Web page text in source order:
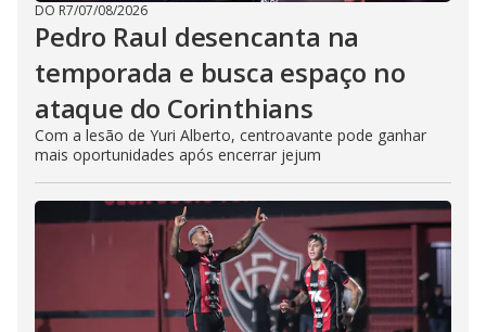
DO R7/07/08/2026
Pedro Raul desencanta na
temporada e busca espaço no
ataque do Corinthians
Com a lesão de Yuri Alberto, centroavante pode ganhar
mais oportunidades após encerrar jejum